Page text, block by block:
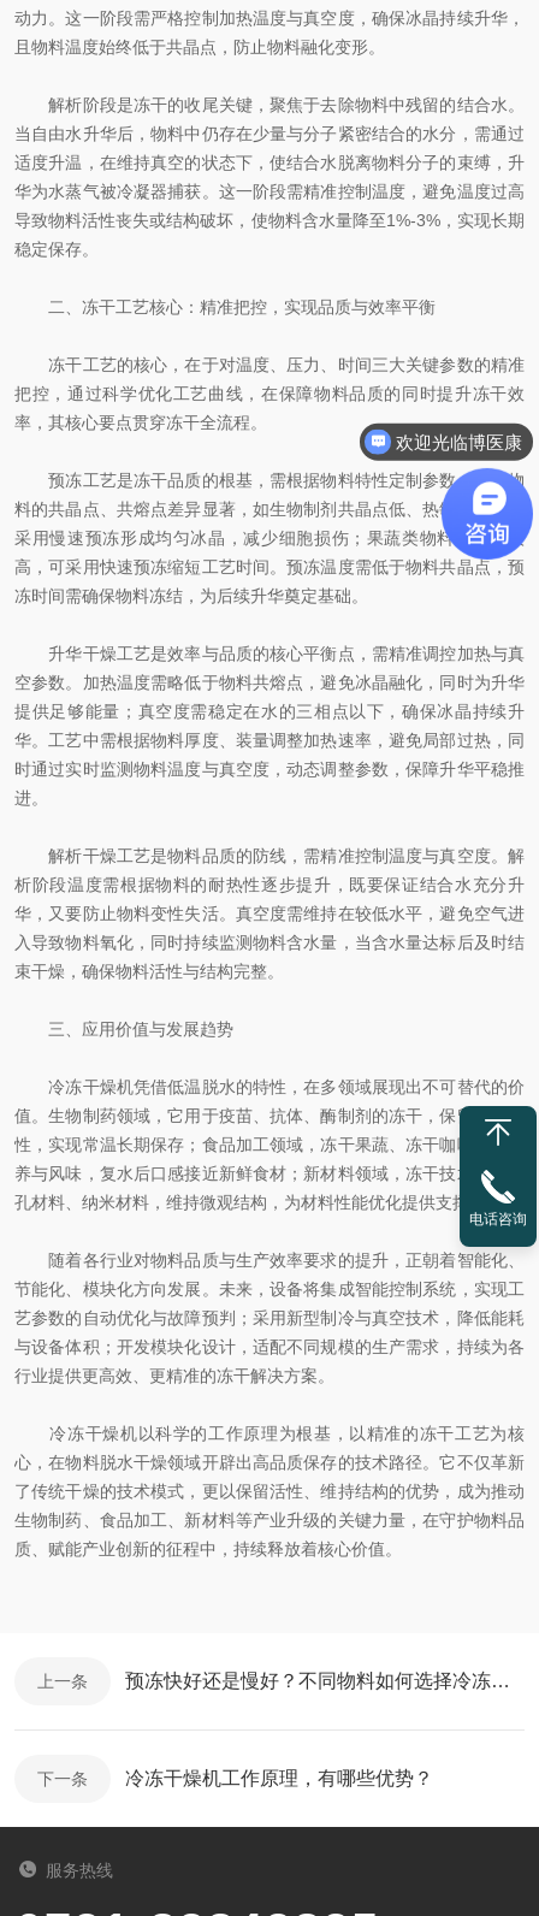
动力。这一阶段需严格控制加热温度与真空度，确保冰晶持续升华，
且物料温度始终低于共晶点，防止物料融化变形。
解析阶段是冻干的收尾关键，聚焦于去除物料中残留的结合水。
当自由水升华后，物料中仍存在少量与分子紧密结合的水分，需通过
适度升温，在维持真空的状态下，使结合水脱离物料分子的束缚，升
华为水蒸气被冷凝器捕获。这一阶段需精准控制温度，避免温度过高
导致物料活性丧失或结构破坏，使物料含水量降至1%-3%，实现长期
稳定保存。
二、冻干工艺核心：精准把控，实现品质与效率平衡
冻干工艺的核心，在于对温度、压力、时间三大关键参数的精准
把控，通过科学优化工艺曲线，在保障物料品质的同时提升冻干效
率，其核心要点贯穿冻干全流程。
预冻工艺是冻干品质的根基，需根据物料特性定制参数。不同物
料的共晶点、共熔点差异显著，如生物制剂共晶点低、热敏性强，需
采用慢速预冻形成均匀冰晶，减少细胞损伤；果蔬类物料共晶点较
高，可采用快速预冻缩短工艺时间。预冻温度需低于物料共晶点，预
冻时间需确保物料冻结，为后续升华奠定基础。
升华干燥工艺是效率与品质的核心平衡点，需精准调控加热与真
空参数。加热温度需略低于物料共熔点，避免冰晶融化，同时为升华
提供足够能量；真空度需稳定在水的三相点以下，确保冰晶持续升
华。工艺中需根据物料厚度、装量调整加热速率，避免局部过热，同
时通过实时监测物料温度与真空度，动态调整参数，保障升华平稳推
进。
解析干燥工艺是物料品质的防线，需精准控制温度与真空度。解
析阶段温度需根据物料的耐热性逐步提升，既要保证结合水充分升
华，又要防止物料变性失活。真空度需维持在较低水平，避免空气进
入导致物料氧化，同时持续监测物料含水量，当含水量达标后及时结
束干燥，确保物料活性与结构完整。
三、应用价值与发展趋势
冷冻干燥机凭借低温脱水的特性，在多领域展现出不可替代的价
值。生物制药领域，它用于疫苗、抗体、酶制剂的冻干，保留生物活
性，实现常温长期保存；食品加工领域，冻干果蔬、冻干咖啡保留营
养与风味，复水后口感接近新鲜食材；新材料领域，冻干技术制备多
孔材料、纳米材料，维持微观结构，为材料性能优化提供支撑。
随着各行业对物料品质与生产效率要求的提升，正朝着智能化、
节能化、模块化方向发展。未来，设备将集成智能控制系统，实现工
艺参数的自动优化与故障预判；采用新型制冷与真空技术，降低能耗
与设备体积；开发模块化设计，适配不同规模的生产需求，持续为各
行业提供更高效、更精准的冻干解决方案。
冷冻干燥机以科学的工作原理为根基，以精准的冻干工艺为核
心，在物料脱水干燥领域开辟出高品质保存的技术路径。它不仅革新
了传统干燥的技术模式，更以保留活性、维持结构的优势，成为推动
生物制药、食品加工、新材料等产业升级的关键力量，在守护物料品
质、赋能产业创新的征程中，持续释放着核心价值。
上一条 预冻快好还是慢好？不同物料如何选择冷冻速率
下一条 冷冻干燥机工作原理，有哪些优势？
服务热线
电话咨询
欢迎光临博医康